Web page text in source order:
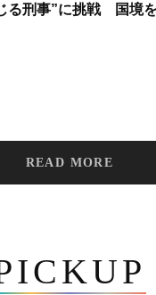
る刑事”に挑戦 国境
READ MORE